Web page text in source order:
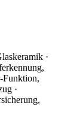
·
Funktion,
·